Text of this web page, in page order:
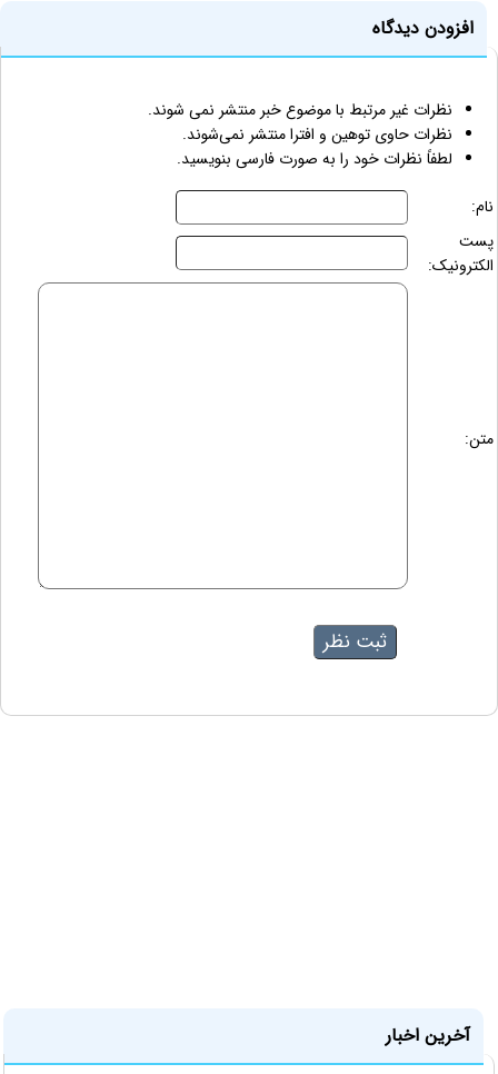
افزودن دیدگاه
نظرات غیر مرتبط با موضوع خبر منتشر نمی شوند.
نظرات حاوی توهین و افترا منتشر نمی‌شوند.
لطفاً نظرات خود را به صورت فارسی بنویسید.
نام:
پست
الکترونیک:
متن:
آخرین اخبار